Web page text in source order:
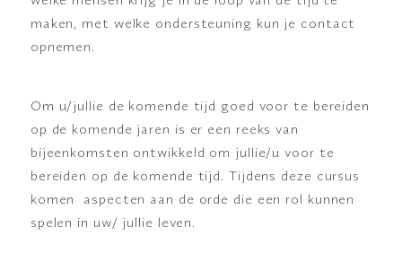
maken, met welke ondersteuning kun je contact
opnemen.
Om u/jullie de komende tijd goed voor te bereiden
op de komende jaren is er een reeks van
bijeenkomsten ontwikkeld om jullie/u voor te
bereiden op de komende tijd. Tijdens deze cursus
komen aspecten aan de orde die een rol kunnen
spelen in uw/ jullie leven.